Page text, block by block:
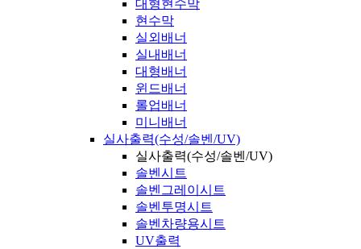
대형현수막
현수막
실외배너
실내배너
대형배너
윈드배너
롤업배너
미니배너
실사출력(수성/솔벤/UV)
실사출력(수성/솔벤/UV)
솔벤시트
솔벤그레이시트
솔벤투명시트
솔벤차량용시트
UV출력